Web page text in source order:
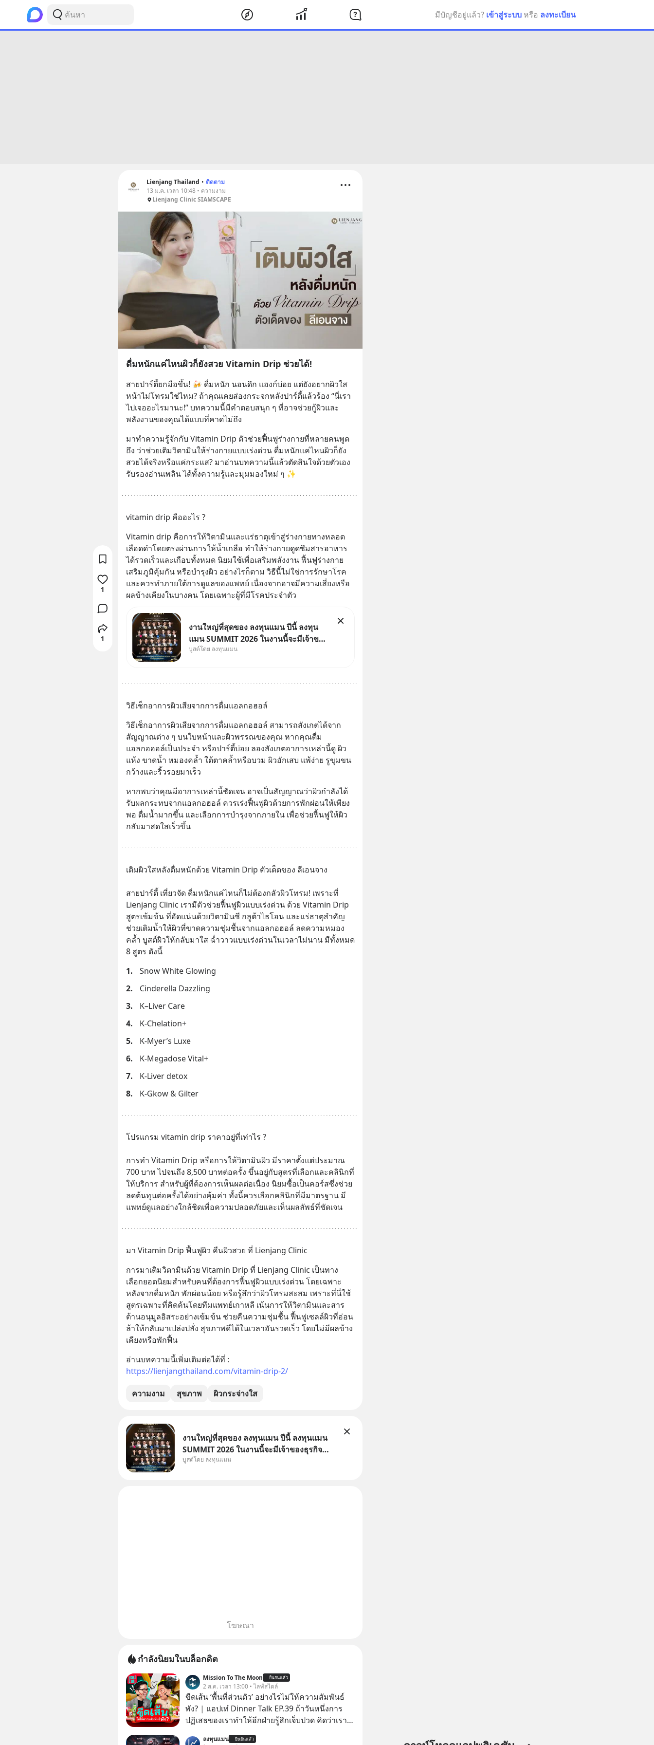
มีบัญชีอยู่แล้ว? เข้าสู่ระบบ หรือ ลงทะเบียน
Lienjang Thailand • ติดตาม
13 ม.ค. เวลา 10:48 • ความงาม
Lienjang Clinic SIAMSCAPE
ดื่มหนักแค่ไหนผิวก็ยังสวย Vitamin Drip ช่วยได้!
สายปาร์ตี้ยกมือขึ้น! 🍻 ดื่มหนัก นอนดึก แฮงก์บ่อย แต่ยังอยากผิวใส
หน้าไม่โทรมใช่ไหม? ถ้าคุณเคยส่องกระจกหลังปาร์ตี้แล้วร้อง “นี่เรา
ไปเจออะไรมานะ!” บทความนี้มีคำตอบสนุก ๆ ที่อาจช่วยกู้ผิวและ
พลังงานของคุณได้แบบที่คาดไม่ถึง
มาทำความรู้จักกับ Vitamin Drip ตัวช่วยฟื้นฟูร่างกายที่หลายคนพูด
ถึง ว่าช่วยเติมวิตามินให้ร่างกายแบบเร่งด่วน ดื่มหนักแค่ไหนผิวก็ยัง
สวยได้จริงหรือแค่กระแส? มาอ่านบทความนี้แล้วตัดสินใจด้วยตัวเอง
รับรองอ่านเพลิน ได้ทั้งความรู้และมุมมองใหม่ ๆ ✨
vitamin drip คืออะไร ?
Vitamin drip คือการให้วิตามินและแร่ธาตุเข้าสู่ร่างกายทางหลอด
เลือดดำโดยตรงผ่านการให้น้ำเกลือ ทำให้ร่างกายดูดซึมสารอาหาร
ได้รวดเร็วและเกือบทั้งหมด นิยมใช้เพื่อเสริมพลังงาน ฟื้นฟูร่างกาย
เสริมภูมิคุ้มกัน หรือบำรุงผิว อย่างไรก็ตาม วิธีนี้ไม่ใช่การรักษาโรค
และควรทำภายใต้การดูแลของแพทย์ เนื่องจากอาจมีความเสี่ยงหรือ
ผลข้างเคียงในบางคน โดยเฉพาะผู้ที่มีโรคประจำตัว
งานใหญ่ที่สุดของ ลงทุนแมน ปีนี้ ลงทุน
แมน SUMMIT 2026 ในงานนี้จะมีเจ้าของ
ธุรกิจ Dr.PONG, หมึกกรุบ, Srichand,
ความรู้การสร้างธุรกิจ
บูสต์โดย ลงทุนแมน
วิธีเช็กอาการผิวเสียจากการดื่มแอลกอฮอล์
วิธีเช็กอาการผิวเสียจากการดื่มแอลกอฮอล์ สามารถสังเกตได้จาก
สัญญาณต่าง ๆ บนใบหน้าและผิวพรรณของคุณ หากคุณดื่ม
แอลกอฮอล์เป็นประจำ หรือปาร์ตี้บ่อย ลองสังเกตอาการเหล่านี้ดู ผิว
แห้ง ขาดน้ำ หมองคล้ำ ใต้ตาคล้ำหรือบวม ผิวอักเสบ แพ้ง่าย รูขุมขน
กว้างและริ้วรอยมาเร็ว
หากพบว่าคุณมีอาการเหล่านี้ชัดเจน อาจเป็นสัญญาณว่าผิวกำลังได้
รับผลกระทบจากแอลกอฮอล์ ควรเร่งฟื้นฟูผิวด้วยการพักผ่อนให้เพียง
พอ ดื่มน้ำมากขึ้น และเลือกการบำรุงจากภายใน เพื่อช่วยฟื้นฟูให้ผิว
กลับมาสดใสเร็วขึ้น
เติมผิวใสหลังดื่มหนักด้วย Vitamin Drip ตัวเด็ดของ ลีเอนจาง
สายปาร์ตี้ เที่ยวจัด ดื่มหนักแค่ไหนก็ไม่ต้องกลัวผิวโทรม! เพราะที่
Lienjang Clinic เรามีตัวช่วยฟื้นฟูผิวแบบเร่งด่วน ด้วย Vitamin Drip
สูตรเข้มข้น ที่อัดแน่นด้วยวิตามินซี กลูต้าไธโอน และแร่ธาตุสำคัญ
ช่วยเติมน้ำให้ผิวที่ขาดความชุ่มชื้นจากแอลกอฮอล์ ลดความหมอง
คล้ำ บูสต์ผิวให้กลับมาใส ฉ่ำวาวแบบเร่งด่วนในเวลาไม่นาน มีทั้งหมด
8 สูตร ดังนี้
1.
Snow White Glowing
2.
Cinderella Dazzling
3.
K–Liver Care
4.
K-Chelation+
5.
K-Myer’s Luxe
6.
K-Megadose Vital+
7.
K-Liver detox
8.
K-Gkow & Gilter
โปรแกรม vitamin drip ราคาอยู่ที่เท่าไร ?
การทำ Vitamin Drip หรือการให้วิตามินผิว มีราคาตั้งแต่ประมาณ
700 บาท ไปจนถึง 8,500 บาทต่อครั้ง ขึ้นอยู่กับสูตรที่เลือกและคลินิกที่
ให้บริการ สำหรับผู้ที่ต้องการเห็นผลต่อเนื่อง นิยมซื้อเป็นคอร์สซึ่งช่วย
ลดต้นทุนต่อครั้งได้อย่างคุ้มค่า ทั้งนี้ควรเลือกคลินิกที่มีมาตรฐาน มี
แพทย์ดูแลอย่างใกล้ชิดเพื่อความปลอดภัยและเห็นผลลัพธ์ที่ชัดเจน
มา Vitamin Drip ฟื้นฟูผิว คืนผิวสวย ที่ Lienjang Clinic
การมาเติมวิตามินด้วย Vitamin Drip ที่ Lienjang Clinic เป็นทาง
เลือกยอดนิยมสำหรับคนที่ต้องการฟื้นฟูผิวแบบเร่งด่วน โดยเฉพาะ
หลังจากดื่มหนัก พักผ่อนน้อย หรือรู้สึกว่าผิวโทรมสะสม เพราะที่นี่ใช้
สูตรเฉพาะที่คิดค้นโดยทีมแพทย์เกาหลี เน้นการให้วิตามินและสาร
ต้านอนุมูลอิสระอย่างเข้มข้น ช่วยคืนความชุ่มชื้น ฟื้นฟูเซลล์ผิวที่อ่อน
ล้าให้กลับมาเปล่งปลั่ง สุขภาพดีได้ในเวลาอันรวดเร็ว โดยไม่มีผลข้าง
เคียงหรือพักฟื้น
https://lienjangthailand.com/vitamin-drip-2/
ความงาม สุขภาพ ผิวกระจ่างใส
1
1
งานใหญ่ที่สุดของ ลงทุนแมน ปีนี้ ลงทุนแมน
SUMMIT 2026 ในงานนี้จะมีเจ้าของธุรกิจ
Dr.PONG, หมึกกรุบ, Srichand, Jones’
บูสต์โดย ลงทุนแมน
โฆษณา
กำลังนิยมในบล็อกดิต
Mission To The Moon ยืนยันแล้ว
2 ส.ค. เวลา 13:00 • ไลฟ์สไตล์
ขีดเส้น ‘พื้นที่ส่วนตัว’ อย่างไรไม่ให้ความสัมพันธ์
พัง? | แอปเท๋ Dinner Talk EP.39 ถ้าวันหนึ่งการ
ปฏิเสธของเราทำให้อีกฝ่ายรู้สึกเจ็บปวด คิดว่าเรา
ลงทุนแมน ยืนยันแล้ว